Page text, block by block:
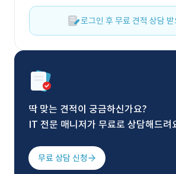
로그인 후 무료 견적 상담
딱 맞는 견적이 궁금하신가요?
IT 전문 매니저가 무료로 상담해드려
무료 상담 신청